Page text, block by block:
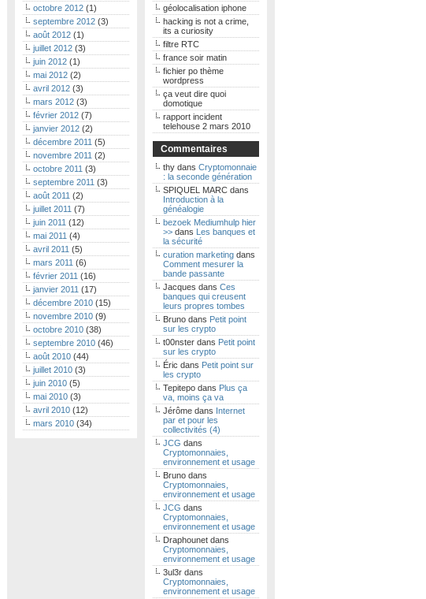
octobre 2012 (1)
septembre 2012 (3)
août 2012 (1)
juillet 2012 (3)
juin 2012 (1)
mai 2012 (2)
avril 2012 (3)
mars 2012 (3)
février 2012 (7)
janvier 2012 (2)
décembre 2011 (5)
novembre 2011 (2)
octobre 2011 (3)
septembre 2011 (3)
août 2011 (2)
juillet 2011 (7)
juin 2011 (12)
mai 2011 (4)
avril 2011 (5)
mars 2011 (6)
février 2011 (16)
janvier 2011 (17)
décembre 2010 (15)
novembre 2010 (9)
octobre 2010 (38)
septembre 2010 (46)
août 2010 (44)
juillet 2010 (3)
juin 2010 (5)
mai 2010 (3)
avril 2010 (12)
mars 2010 (34)
géolocalisation iphone
hacking is not a crime,
its a curiosity
filtre RTC
france soir matin
fichier po thème
wordpress
ça veut dire quoi
domotique
rapport incident
telehouse 2 mars 2010
Commentaires
thy dans Cryptomonnaie
: la seconde génération
SPIQUEL MARC dans
Introduction à la
généalogie
bezoek Mediumhulp hier
>> dans Les banques et
la sécurité
curation marketing dans
Comment mesurer la
bande passante
Jacques dans Ces
banques qui creusent
leurs propres tombes
Bruno dans Petit point
sur les crypto
t00nster dans Petit point
sur les crypto
Éric dans Petit point sur
les crypto
Tepitepo dans Plus ça
va, moins ça va
Jérôme dans Internet
par et pour les
collectivités (4)
JCG dans
Cryptomonnaies,
environnement et usage
Bruno dans
Cryptomonnaies,
environnement et usage
JCG dans
Cryptomonnaies,
environnement et usage
Draphounet dans
Cryptomonnaies,
environnement et usage
3ul3r dans
Cryptomonnaies,
environnement et usage